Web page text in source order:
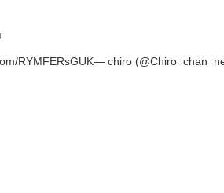
RYMFERsGUK— chiro